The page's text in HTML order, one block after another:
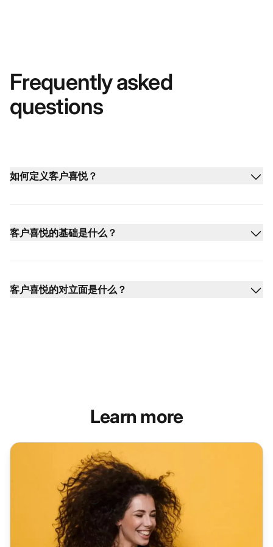
Frequently asked
questions
如何定义客户喜悦？
客户喜悦的基础是什么？
客户喜悦的对立面是什么？
Learn more
客户满意度软件 | LiveAgent